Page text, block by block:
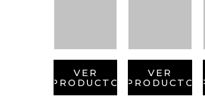
VER
PRODUCTO
VER
PRODUCTO